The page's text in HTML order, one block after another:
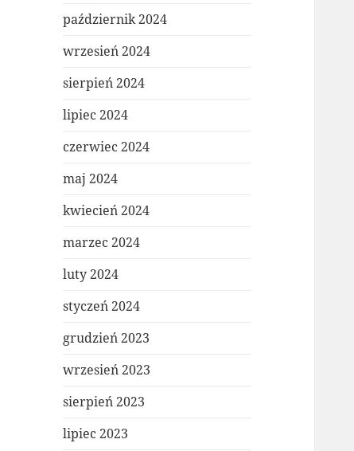
październik 2024
wrzesień 2024
sierpień 2024
lipiec 2024
czerwiec 2024
maj 2024
kwiecień 2024
marzec 2024
luty 2024
styczeń 2024
grudzień 2023
wrzesień 2023
sierpień 2023
lipiec 2023